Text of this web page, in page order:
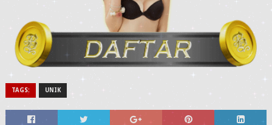
TAGS: UNIK